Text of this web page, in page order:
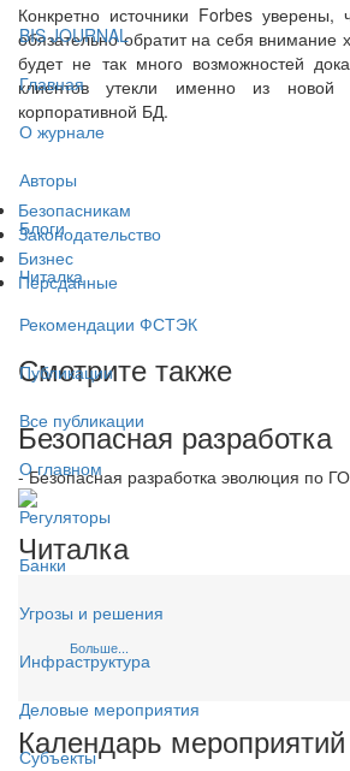
BIS JOURNAL
Главная
О журнале
Авторы
Блоги
Читалка
Рекомендации ФСТЭК
Публикации
Все публикации
О главном
Регуляторы
Банки
Угрозы и решения
Инфраструктура
Деловые мероприятия
Субъекты
Конкретно источники Forbes уверены,
обязательно обратит на себя внимание
будет не так много возможностей
клиентов утекли именно из
корпоративной БД.
Безопасникам
Законодательство
Бизнес
Персданные
Смотрите также
Безопасная разработка
- Безопасная разработка эволюция по
Читалка
Больше...
Календарь мероприятий